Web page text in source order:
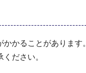
かることがあります
ださい。